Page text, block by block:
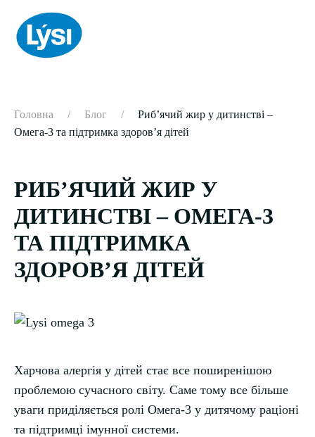
Skip to main content
Головна Блог
Рибʼячий жир у дитинстві –
Омега-3 та підтримка здоровʼя дітей
РИБʼЯЧИЙ ЖИР У
ДИТИНСТВІ – ОМЕГА-3
ТА ПІДТРИМКА
ЗДОРОВʼЯ ДІТЕЙ
Харчова алергія у дітей стає все поширенішою
проблемою сучасного світу. Саме тому все більше
уваги приділяється ролі Омега-3 у дитячому раціоні
та підтримці імунної системи.